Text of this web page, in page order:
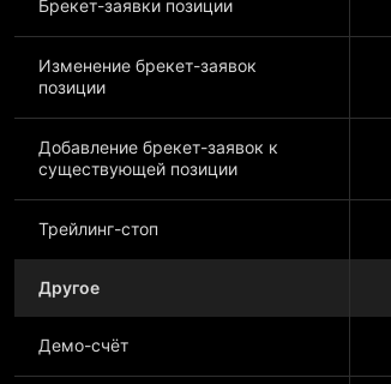
Брекет-заявки позиции
Изменение брекет-заявок
позиции
Добавление брекет-заявок к
существующей позиции
Трейлинг-стоп
Другое
Демо-счёт